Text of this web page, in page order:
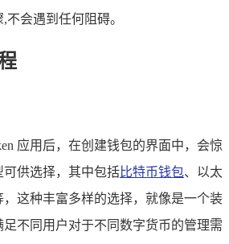
会遇到任何阻碍。
应用后，在创建钱包的界面中，会惊
供选择，其中包括比特币钱包、以太
这种丰富多样的选择，就像是一个装
不同用户对于不同数字货币的管理需